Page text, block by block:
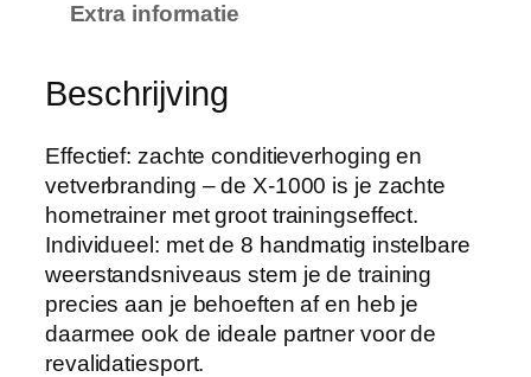
Extra informatie
Beschrijving
Effectief: zachte conditieverhoging en
vetverbranding – de X-1000 is je zachte
hometrainer met groot trainingseffect.
Individueel: met de 8 handmatig instelbare
weerstandsniveaus stem je de training
precies aan je behoeften af en heb je
daarmee ook de ideale partner voor de
revalidatiesport.